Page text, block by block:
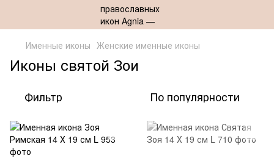
Именные иконы Женские именные иконы
Иконы святой Зои
Фильтр По популярности